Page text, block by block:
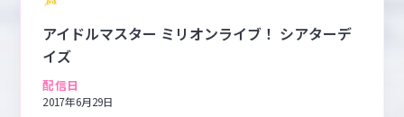
アイドルマスター ミリオンライブ！ シアターデ
イズ
配信日
2017年6月29日